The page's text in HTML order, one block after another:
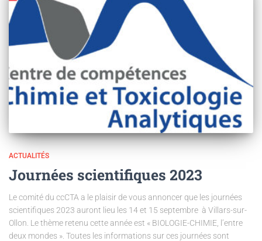
ACTUALITÉS
Journées scientifiques 2023
Le comité du ccCTA a le plaisir de vous annoncer que les journées
scientifiques 2023 auront lieu les 14 et 15 septembre à Villars-sur-
Ollon. Le thème retenu cette année est « BIOLOGIE-CHIMIE, l’entre
deux mondes ». Toutes les informations sur ces journées sont